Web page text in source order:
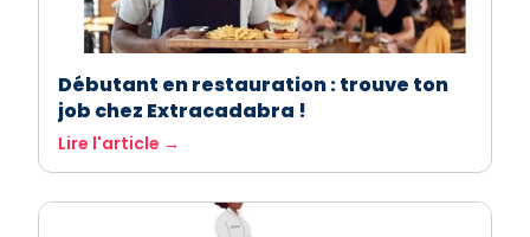
Débutant en restauration : trouve ton
job chez Extracadabra !
Lire l'article →